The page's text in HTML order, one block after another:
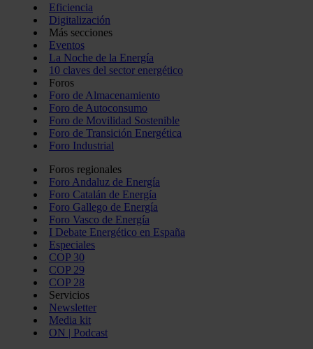
Eficiencia
Digitalización
Más secciones
Eventos
La Noche de la Energía
10 claves del sector energético
Foros
Foro de Almacenamiento
Foro de Autoconsumo
Foro de Movilidad Sostenible
Foro de Transición Energética
Foro Industrial
Foros regionales
Foro Andaluz de Energía
Foro Catalán de Energía
Foro Gallego de Energía
Foro Vasco de Energía
I Debate Energético en España
Especiales
COP 30
COP 29
COP 28
Servicios
Newsletter
Media kit
ON | Podcast